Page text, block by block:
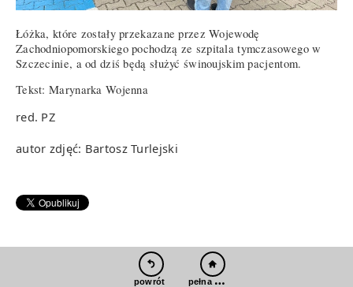
Łóżka, które zostały przekazane przez Wojewodę
Zachodniopomorskiego pochodzą ze szpitala tymczasowego w
Szczecinie, a od dziś będą służyć świnoujskim pacjentom.
Tekst: Marynarka Wojenna
red. PZ
autor zdjęć: Bartosz Turlejski
powrót pełna wersja